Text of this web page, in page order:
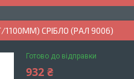
1100ММ) СРІБЛО (РАЛ 9006)
Готово до відправки
932 ₴